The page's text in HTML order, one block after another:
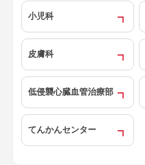
小児科
皮膚科
低侵襲心臓血管治療部
てんかんセンター